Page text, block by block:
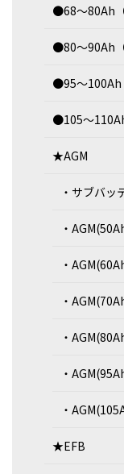
●68～80Ah（
●80～90Ah（
●95～100Ah
●105～
★AGM
・サブバッ
・
・
・
・
・
・
★EFB